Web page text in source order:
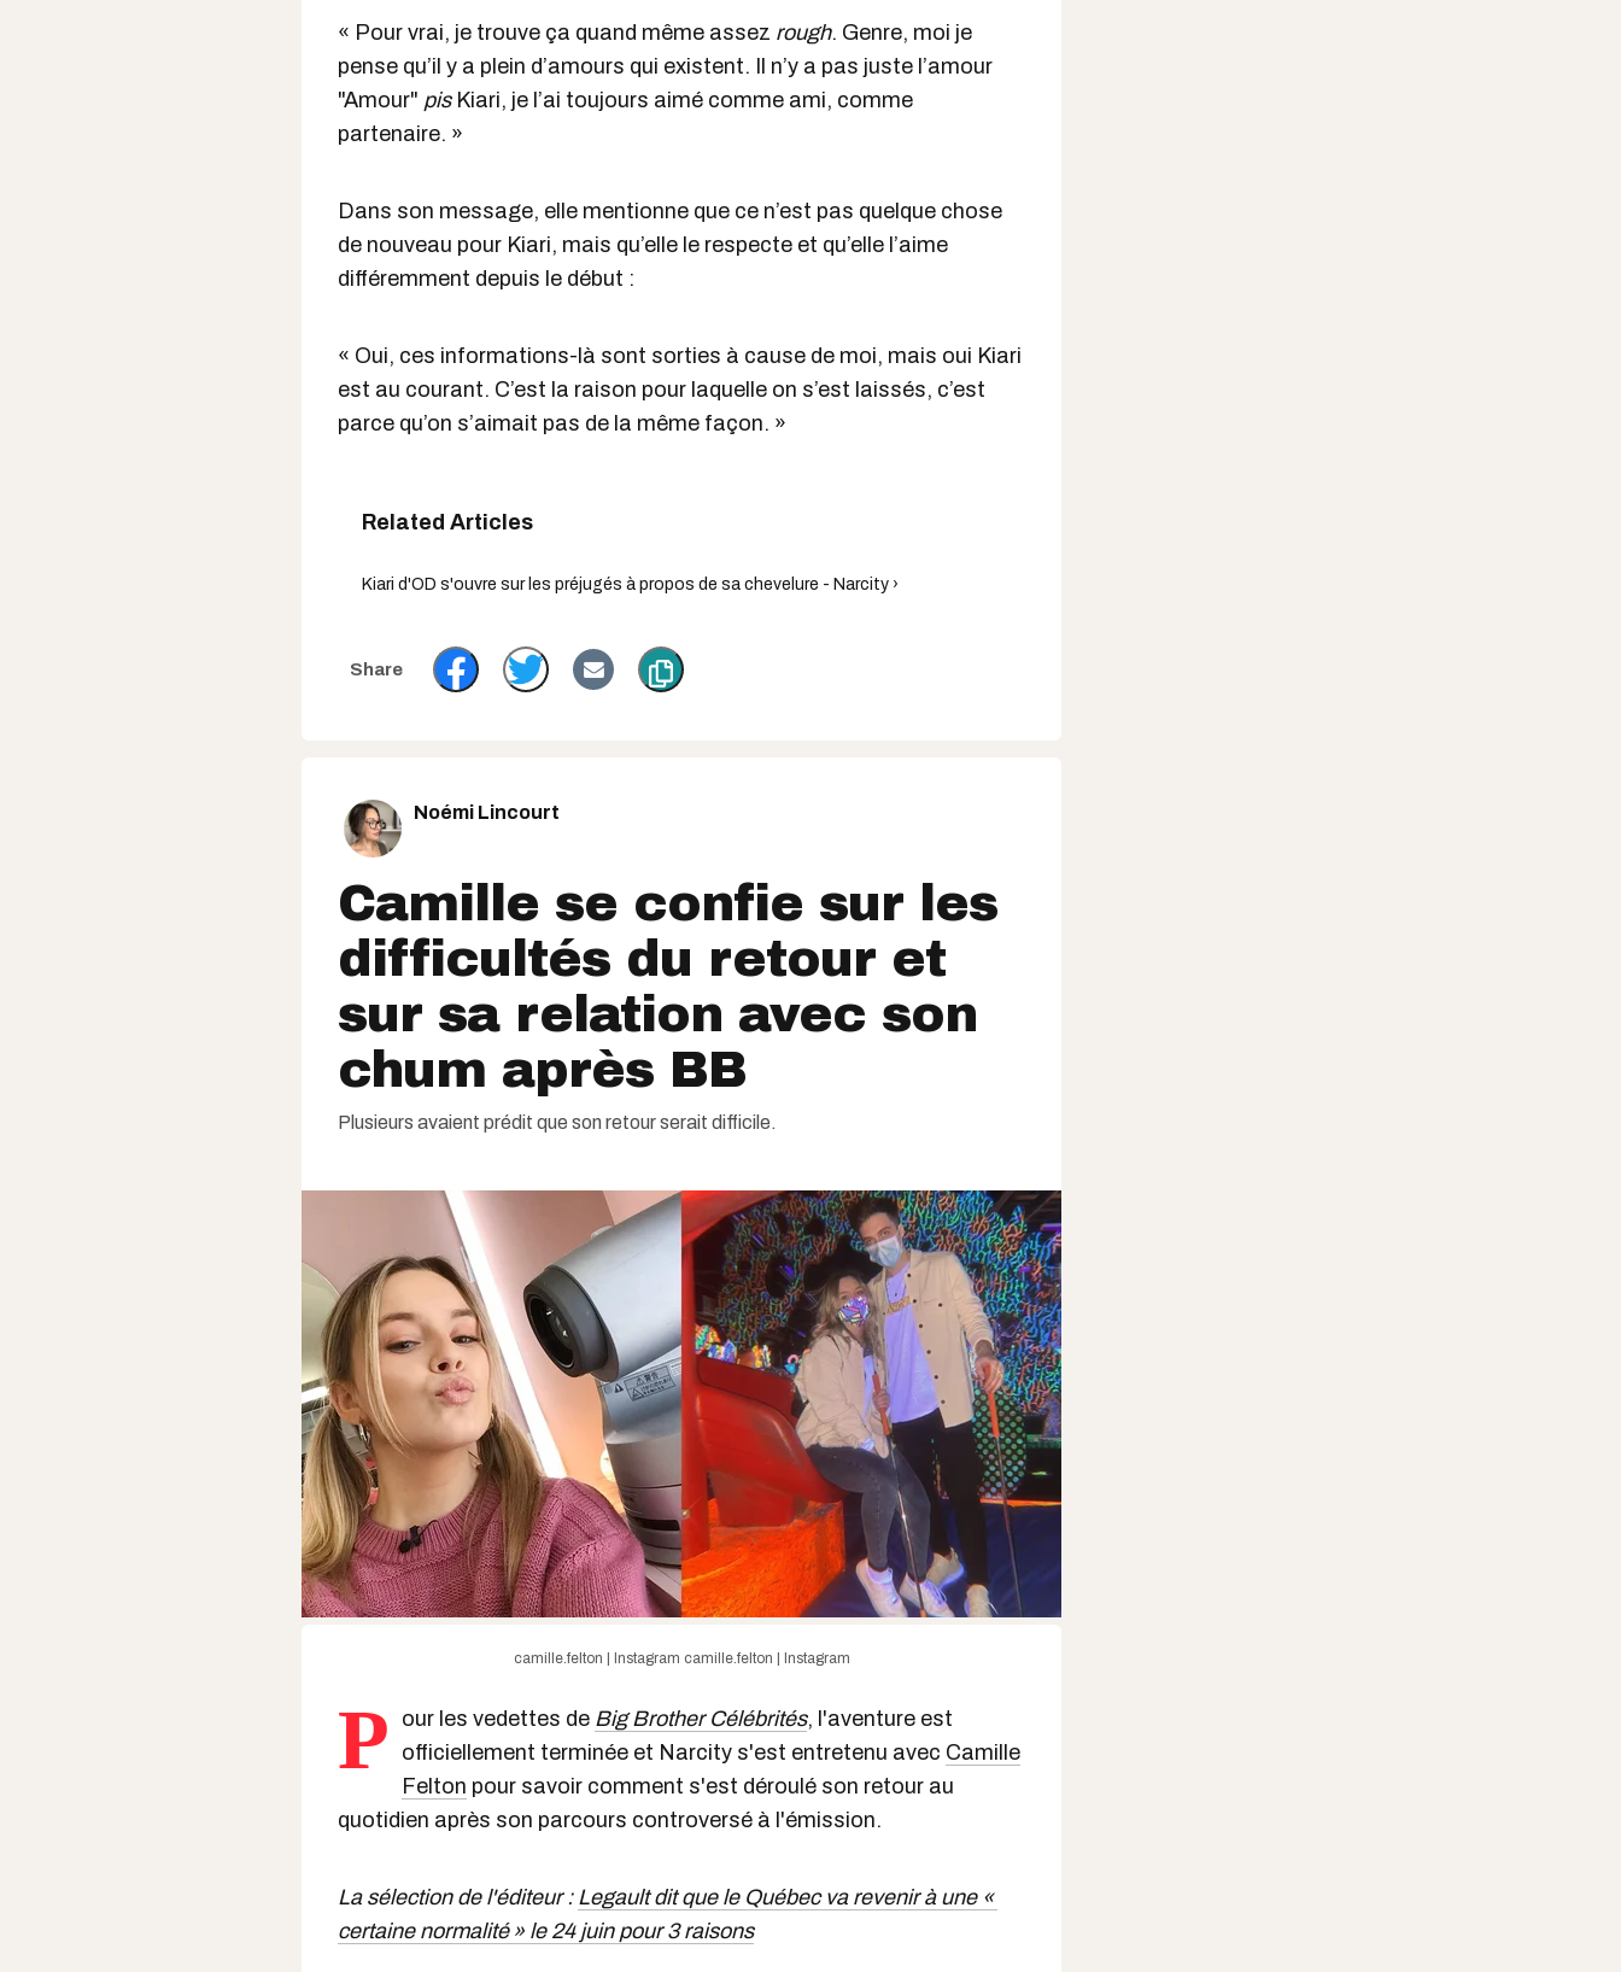
« Pour vrai, je trouve ça quand même assez rough. Genre, moi je
pense qu’il y a plein d’amours qui existent. Il n’y a pas juste l’amour
"Amour" pisKiari, je l’ai toujours aimé comme ami, comme
partenaire. »
Dans son message, elle mentionne que ce n’est pas quelque chose
de nouveau pour Kiari, mais qu’elle le respecte et qu’elle l’aime
différemment depuis le début :
« Oui, ces informations-là sont sorties à cause de moi, mais oui Kiari
est au courant. C’est la raison pour laquelle on s’est laissés, c’est
parce qu’on s’aimait pas de la même façon. »
Kiari d'OD s'ouvre sur les préjugés à propos de sa chevelure - Narcity ›
Noémi Lincourt
Camille se confie sur les
difficultés du retour et
sur sa relation avec son
chum après BB
Plusieurs avaient prédit que son retour serait difficile.
camille.felton | Instagram camille.felton | Instagram
P our les vedettes de Big Brother Célébrités, l'aventure est
officiellement terminée et Narcity s'est entretenu avec Camille
Felton pour savoir comment s'est déroulé son retour au
quotidien après son parcours controversé à l'émission.
La sélection de l'éditeur : Legault dit que le Québec va revenir à une «
certaine normalité » le 24 juin pour 3 raisons